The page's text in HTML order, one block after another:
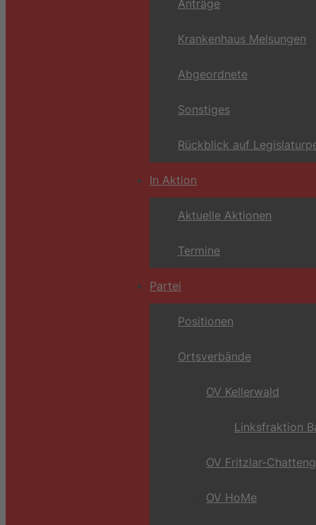
Anträge
Krankenhaus Melsungen
Abgeordnete
Sonstiges
Rückblick auf
In Aktion
Aktuelle Aktionen
Termine
Partei
Positionen
Ortsverbände
OV Kellerwald
Linksfraktion
OV Fritzlar-
OV HoMe